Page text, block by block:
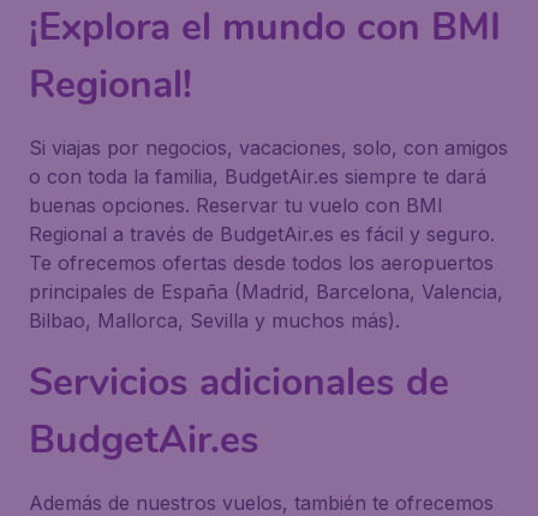
¡Explora el mundo con BMI
Regional!
Si viajas por negocios, vacaciones, solo, con amigos
o con toda la familia, BudgetAir.es siempre te dará
buenas opciones. Reservar tu vuelo con BMI
Regional a través de BudgetAir.es es fácil y seguro.
Te ofrecemos ofertas desde todos los aeropuertos
principales de España (Madrid, Barcelona, Valencia,
Bilbao, Mallorca, Sevilla y muchos más).
Servicios adicionales de
BudgetAir.es
Además de nuestros vuelos, también te ofrecemos